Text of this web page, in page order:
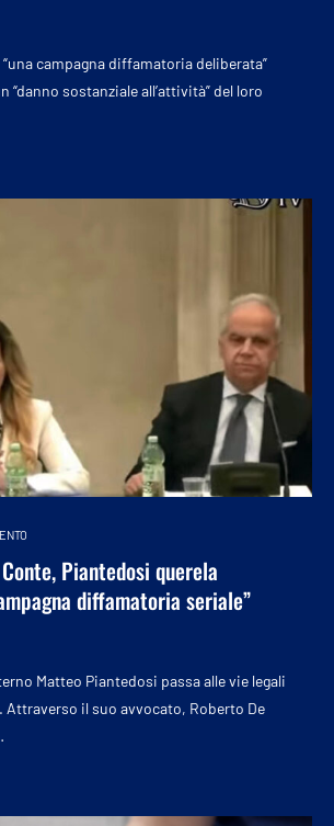
campagna diffamatoria deliberata”
“danno sostanziale all’attività” del loro
Piantedosi querela
diffamatoria seriale”
Matteo Piantedosi passa alle vie legali
Attraverso il suo avvocato, Roberto De